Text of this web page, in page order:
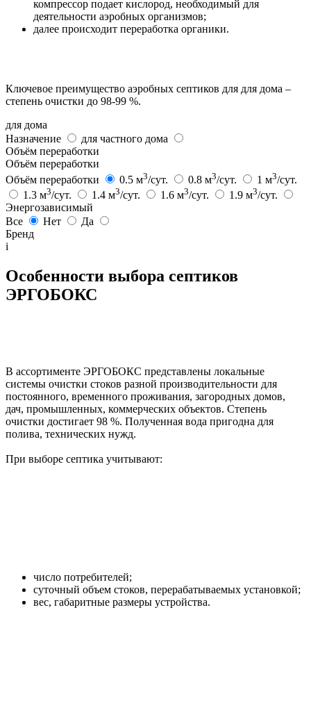
компрессор подает кислород, необходимый для
деятельности аэробных организмов;
далее происходит переработка органики.
Ключевое преимущество аэробных септиков для для дома –
степень очистки до 98-99 %.
для дома
Назначение
для частного дома
Объём переработки
Объём переработки
Объём переработки
0.5 м3/сут. 0.8 м3/сут. 1 м3/сут.
1.3 м3/сут. 1.4 м3/сут. 1.6 м3/сут. 1.9 м3/сут.
Энергозависимый
Все
Нет
Да
Бренд
i
Особенности выбора септиков
ЭРГОБОКС
В ассортименте ЭРГОБОКС представлены локальные
системы очистки стоков разной производительности для
постоянного, временного проживания, загородных домов,
дач, промышленных, коммерческих объектов. Степень
очистки достигает 98 %. Полученная вода пригодна для
полива, технических нужд.
При выборе септика учитывают:
число потребителей;
суточный объем стоков, перерабатываемых установкой;
вес, габаритные размеры устройства.